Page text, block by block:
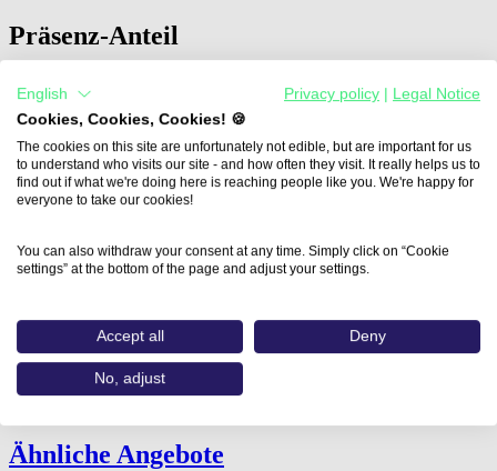
Präsenz-Anteil
Dauer
8
keine
Abschluss
Diplom
Ähnliche Angebote
English Privacy policy
Legal Notice
Cookies, Cookies, Cookies! 🍪
The cookies on this site are unfortunately not edible, but are important for us
to understand who visits our site - and how often they visit. It really helps us to
find out if what we're doing here is reaching people like you. We're happy for
everyone to take our cookies!
You can also withdraw your consent at any time. Simply click on “Cookie
settings” at the bottom of the page and adjust your settings.
Accept all Deny
No, adjust